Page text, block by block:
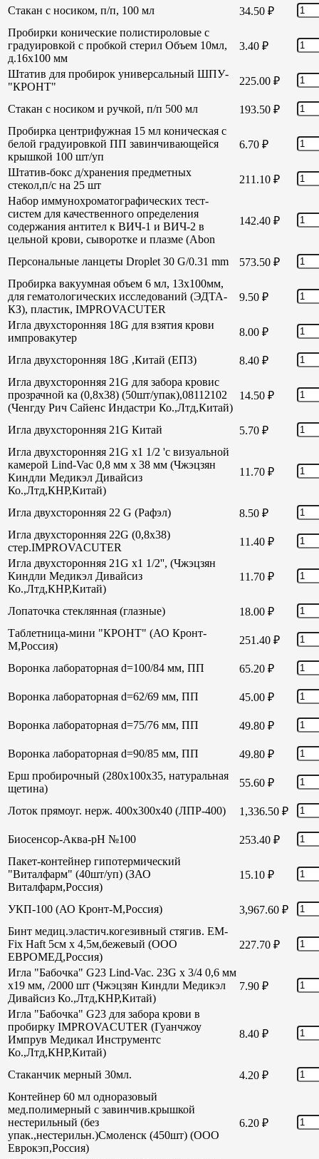
Стакан с носиком, п/п, 100 мл 34.50 ₽
Пробирки конические полистироловые с
градуировкой с пробкой стерил Объем 10мл,
д.16х100 мм
3.40 ₽
Штатив для пробирок универсальный ШПУ-
"КРОНТ"
225.00 ₽
Стакан с носиком и ручкой, п/п 500 мл 193.50 ₽
Пробирка центрифужная 15 мл коническая с
белой градуировкой ПП завинчивающейся
крышкой 100 шт/уп
6.70 ₽
Штатив-бокс д/хранения предметных
стекол,п/с на 25 шт
211.10 ₽
Набор иммунохроматографических тест-
систем для качественного определения
содержания антител к ВИЧ-1 и ВИЧ-2 в
цельной крови, сыворотке и плазме (Abon
142.40 ₽
Персональные ланцеты Droplet 30 G/0.31 mm 573.50 ₽
Пробирка вакуумная объем 6 мл, 13х100мм,
для гематологических исследований (ЭДТА-
КЗ), пластик, IMPROVACUTER
9.50 ₽
Игла двухсторонняя 18G для взятия крови
импровакутер
8.00 ₽
Игла двухсторонняя 18G ,Китай (ЕПЗ) 8.40 ₽
Игла двухсторонняя 21G для забора кровис
прозрачной ка (0,8х38) (50шт/упак),08112102
(Ченгду Рич Сайенс Индастри Ко.,Лтд,Китай)
14.50 ₽
Игла двухсторонняя 21G Китай 5.70 ₽
Игла двухсторонняя 21G х1 1/2 'с визуальной
камерой Lind-Vac 0,8 мм х 38 мм (Чжэцзян
Киндли Медикэл Дивайсиз
Ко.,Лтд,КНР,Китай)
11.70 ₽
Игла двухсторонняя 22 G (Рафэл) 8.50 ₽
Игла двухсторонняя 22G (0,8х38)
стер.IMPROVACUTER
11.40 ₽
Игла двухсторонняя 21G х1 1/2'', (Чжэцзян
Киндли Медикэл Дивайсиз
Ко.,Лтд,КНР,Китай)
11.70 ₽
Лопаточка стеклянная (глазные) 18.00 ₽
Таблетница-мини "КРОНТ" (АО Кронт-
М,Россия)
251.40 ₽
Воронка лабораторная d=100/84 мм, ПП 65.20 ₽
Воронка лабораторная d=62/69 мм, ПП 45.00 ₽
Воронка лабораторная d=75/76 мм, ПП 49.80 ₽
Воронка лабораторная d=90/85 мм, ПП 49.80 ₽
Ерш пробирочный (280х100х35, натуральная
щетина)
55.60 ₽
Лоток прямоуг. нерж. 400х300х40 (ЛПР-400) 1,336.50 ₽
Биосенсор-Аква-рН №100 253.40 ₽
Пакет-контейнер гипотермический
"Виталфарм" (40шт/уп) (ЗАО
Виталфарм,Россия)
15.10 ₽
УКП-100 (АО Кронт-М,Россия) 3,967.60 ₽
Бинт медиц.эластич.когезивный стягив. EM-
Fix Haft 5см х 4,5м,бежевый (ООО
ЕВРОМЕД,Россия)
227.70 ₽
Игла "Бабочка" G23 Lind-Vac. 23G х 3/4 0,6 мм
х19 мм, /2000 шт (Чжэцзян Киндли Медикэл
Дивайсиз Ко.,Лтд,КНР,Китай)
7.90 ₽
Игла "Бабочка" G23 для забора крови в
пробирку IMPROVACUTER (Гуанчжоу
Импрув Медикал Инструментс
Ко.,Лтд,КНР,Китай)
8.40 ₽
Стаканчик мерный 30мл. 4.20 ₽
Контейнер 60 мл одноразовый
мед.полимерный с завинчив.крышкой
нестерильный (без
упак.,нестерильн.)Смоленск (450шт) (ООО
Еврокэп,Россия)
6.20 ₽